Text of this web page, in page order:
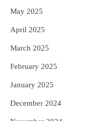
May 2025
April 2025
March 2025
February 2025
January 2025
December 2024